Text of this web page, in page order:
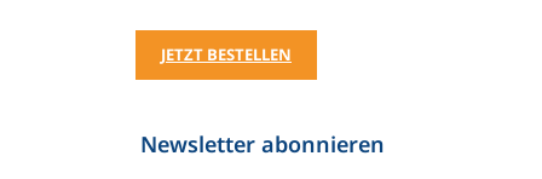
JETZT BESTELLEN
Newsletter abonnieren